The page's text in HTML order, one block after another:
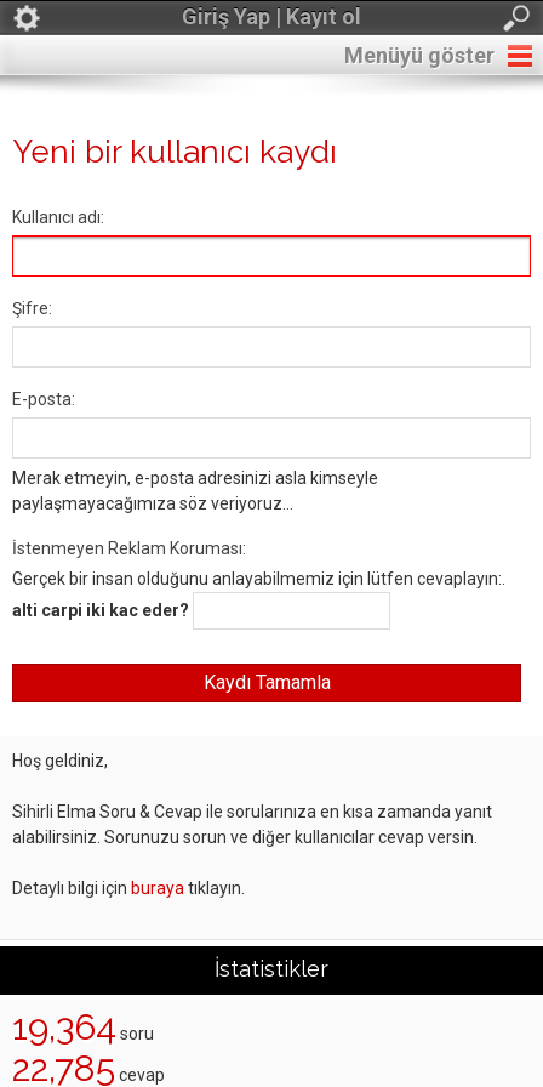
Giriş Yap | Kayıt ol
Menüyü göster
Yeni bir kullanıcı kaydı
Kullanıcı adı:
Şifre:
E-posta:
Merak etmeyin, e-posta adresinizi asla kimseyle
paylaşmayacağımıza söz veriyoruz...
İstenmeyen Reklam Koruması:
Gerçek bir insan olduğunu anlayabilmemiz için lütfen cevaplayın:.
alti carpi iki kac eder?
Hoş geldiniz,
Sihirli Elma Soru & Cevap ile sorularınıza en kısa zamanda yanıt
alabilirsiniz. Sorunuzu sorun ve diğer kullanıcılar cevap versin.
Detaylı bilgi için buraya tıklayın.
İstatistikler
19,364 soru
22,785 cevap